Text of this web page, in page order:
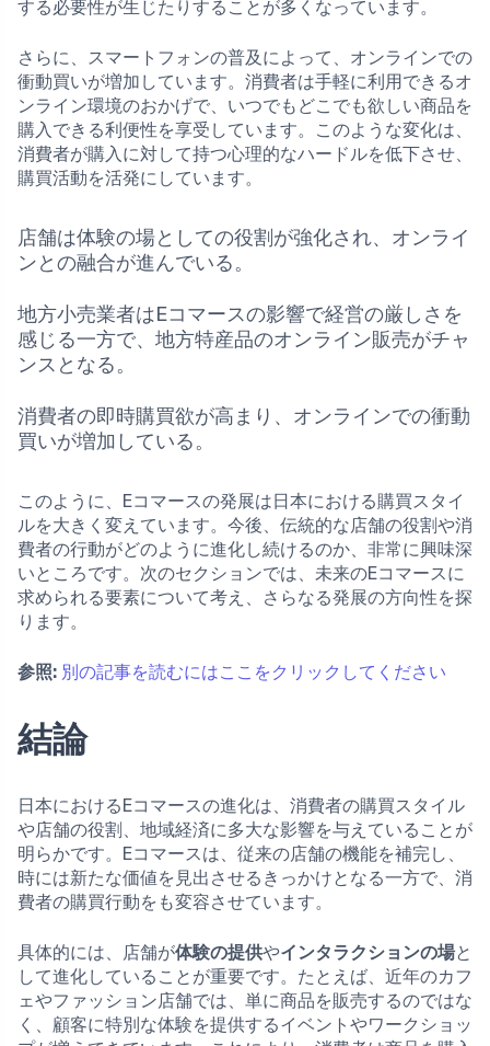
する必要性が生じたりすることが多くなっています。
さらに、スマートフォンの普及によって、オンラインでの
衝動買いが増加しています。消費者は手軽に利用できるオ
ンライン環境のおかげで、いつでもどこでも欲しい商品を
購入できる利便性を享受しています。このような変化は、
消費者が購入に対して持つ心理的なハードルを低下させ、
購買活動を活発にしています。
店舗は体験の場としての役割が強化され、オンライ
ンとの融合が進んでいる。
地方小売業者はEコマースの影響で経営の厳しさを
感じる一方で、地方特産品のオンライン販売がチャ
ンスとなる。
消費者の即時購買欲が高まり、オンラインでの衝動
買いが増加している。
このように、Eコマースの発展は日本における購買スタイ
ルを大きく変えています。今後、伝統的な店舗の役割や消
費者の行動がどのように進化し続けるのか、非常に興味深
いところです。次のセクションでは、未来のEコマースに
求められる要素について考え、さらなる発展の方向性を探
ります。
参照: 別の記事を読むにはここをクリックしてください
結論
日本におけるEコマースの進化は、消費者の購買スタイル
や店舗の役割、地域経済に多大な影響を与えていることが
明らかです。Eコマースは、従来の店舗の機能を補完し、
時には新たな価値を見出させるきっかけとなる一方で、消
費者の購買行動をも変容させています。
具体的には、店舗が体験の提供やインタラクションの場と
して進化していることが重要です。たとえば、近年のカフ
ェやファッション店舗では、単に商品を販売するのではな
く、顧客に特別な体験を提供するイベントやワークショッ